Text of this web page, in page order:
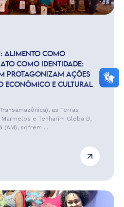
ALIMENTO COMO
COMO IDENTIDADE:
PROTAGONIZAM AÇÕES
ECONÔMICO E CULTURAL
as Terras
Marmelos e Tenharim Gleba B,
(AM), sofrem ...